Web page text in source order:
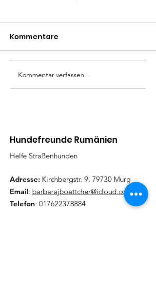
Kommentare
Kommentar verfassen...
Hundefreunde Rumänien
Helfe Straßenhunden
Adresse: Kirchbergstr. 9, 79730 Murg
Email: barbarajboettcher@icloud.com
Telefon: 017622378884